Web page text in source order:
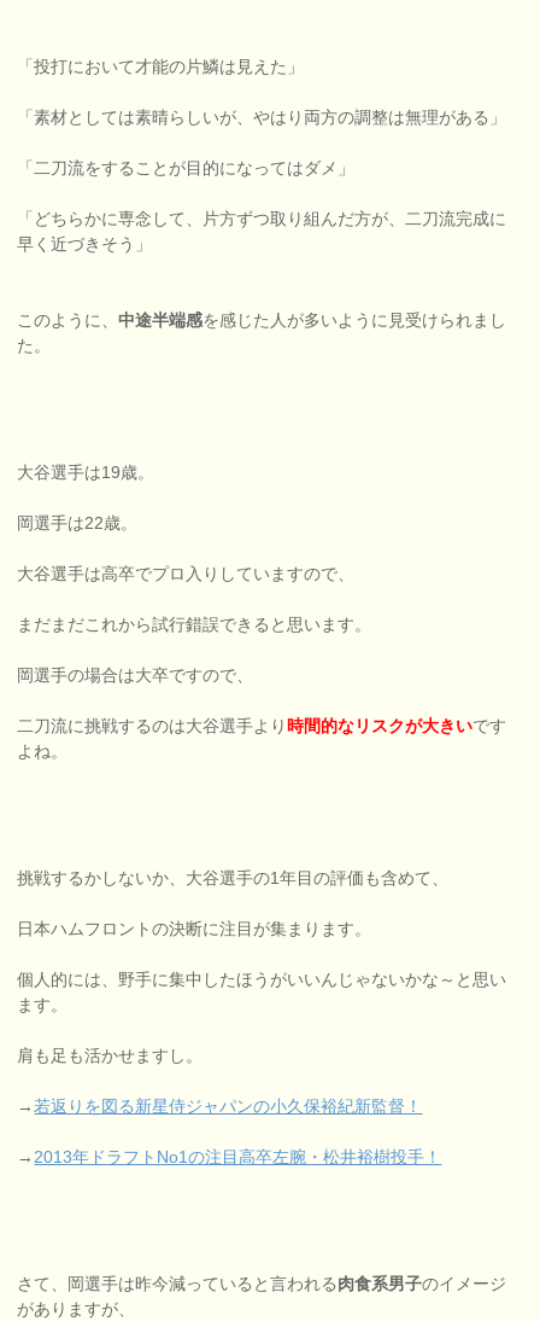
「投打において才能の片鱗は見えた」
「素材としては素晴らしいが、やはり両方の調整は無理がある」
「二刀流をすることが目的になってはダメ」
「どちらかに専念して、片方ずつ取り組んだ方が、二刀流完成に
早く近づきそう」
このように、中途半端感を感じた人が多いように見受けられまし
た。
大谷選手は19歳。
岡選手は22歳。
大谷選手は高卒でプロ入りしていますので、
まだまだこれから試行錯誤できると思います。
岡選手の場合は大卒ですので、
二刀流に挑戦するのは大谷選手より 時間的なリスクが大きいです
よね。
挑戦するかしないか、大谷選手の1年目の評価も含めて、
日本ハムフロントの決断に注目が集まります。
個人的には、野手に集中したほうがいいんじゃないかな～と思い
ます。
肩も足も活かせますし。
→若返りを図る新星侍ジャパンの小久保裕紀新監督！
→2013年ドラフトNo1の注目高卒左腕・松井裕樹投手！
さて、岡選手は昨今減っていると言われる肉食系男子のイメージ
がありますが、